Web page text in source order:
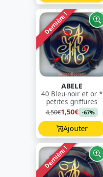
Dernière !
ABELE
40 Bleu-noir et or *
petites griffures
4,50€1,50€ -67%
Ajouter
Dernière !